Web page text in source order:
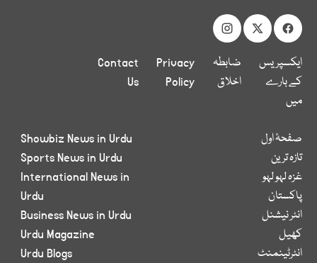
ایکسپریس
کے بارے
میں
ضابطہ
اخلاق
Privacy
Policy
Contact
Us
صفحۂ اول
تازہ ترین
غزہ لہو لہو
پاکستان
انٹر نیشنل
کھیل
انٹرٹینمنٹ
Showbiz News in Urdu
Sports News in Urdu
International News in
Urdu
Business News in Urdu
Urdu Magazine
Urdu Blogs